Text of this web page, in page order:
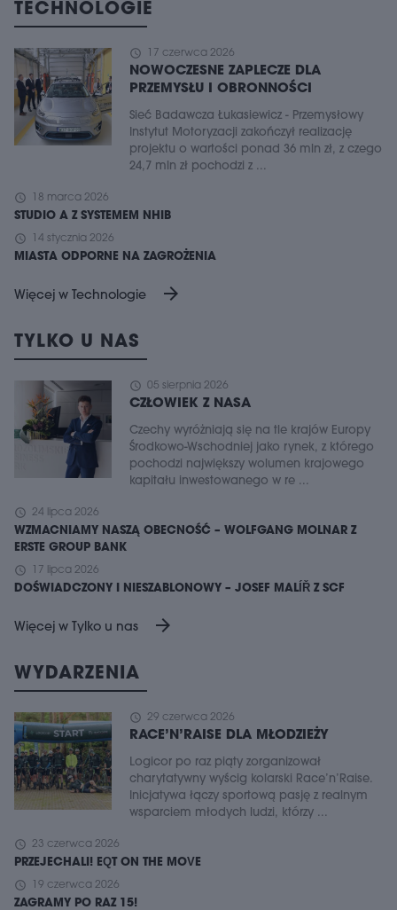
TECHNOLOGIE
schedule 17 czerwca 2026
NOWOCZESNE ZAPLECZE DLA
PRZEMYSŁU I OBRONNOŚCI
Sieć Badawcza Łukasiewicz - Przemysłowy
Instytut Motoryzacji zakończył realizację
projektu o wartości ponad 36 mln zł, z czego
24,7 mln zł pochodzi z ...
schedule 18 marca 2026
STUDIO A Z SYSTEMEM NHIB
schedule 14 stycznia 2026
MIASTA ODPORNE NA ZAGROŻENIA
Więcej w Technologie arrow_forward
TYLKO U NAS
schedule 05 sierpnia 2026
CZŁOWIEK Z NASA
Czechy wyróżniają się na tle krajów Europy
Środkowo-Wschodniej jako rynek, z którego
pochodzi największy wolumen krajowego
kapitału inwestowanego w re ...
schedule 24 lipca 2026
WZMACNIAMY NASZĄ OBECNOŚĆ – WOLFGANG MOLNAR Z
ERSTE GROUP BANK
schedule 17 lipca 2026
DOŚWIADCZONY I NIESZABLONOWY – JOSEF MALÍŘ Z SCF
Więcej w Tylko u nas arrow_forward
WYDARZENIA
schedule 29 czerwca 2026
RACE’N’RAISE DLA MŁODZIEŻY
Logicor po raz piąty zorganizował
charytatywny wyścig kolarski Race’n’Raise.
Inicjatywa łączy sportową pasję z realnym
wsparciem młodych ludzi, którzy ...
schedule 23 czerwca 2026
PRZEJECHALI! EQT ON THE MOVE
schedule 19 czerwca 2026
ZAGRAMY PO RAZ 15!